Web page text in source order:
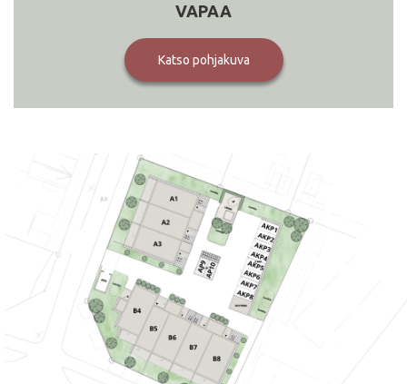
VAPAA
Katso pohjakuva